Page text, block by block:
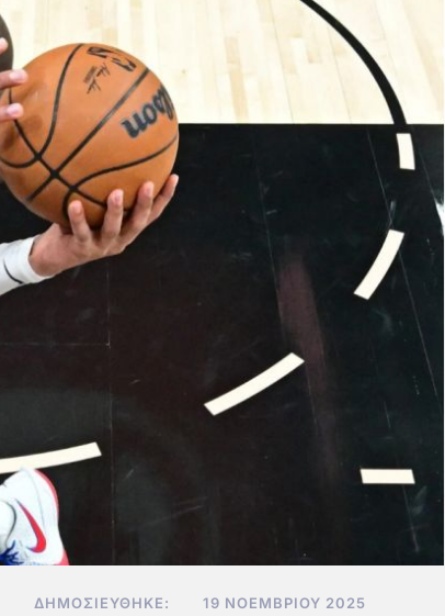
ΔΗΜΟΣΙΕΎΘΗΚΕ: 19 ΝΟΕΜΒΡΊΟΥ 2025